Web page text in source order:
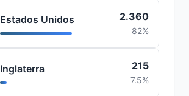
Estados Unidos 2.360
82%
Inglaterra 215
7.5%